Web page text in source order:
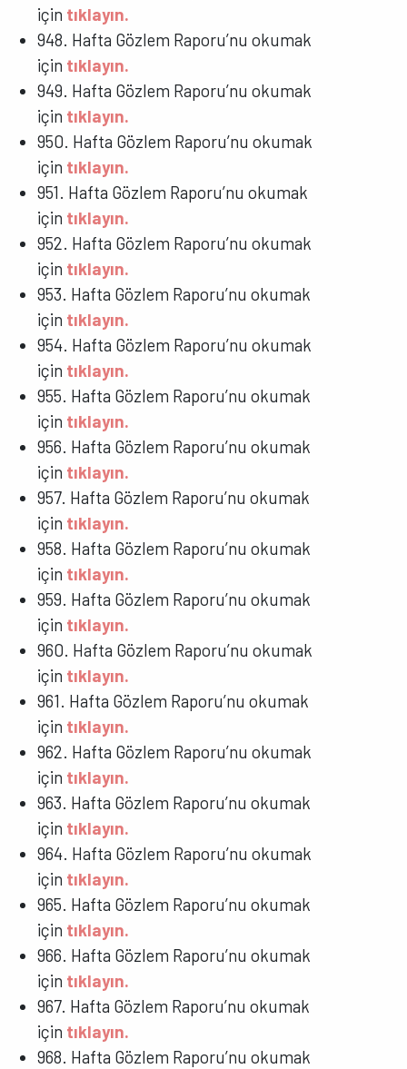
için tıklayın.
948. Hafta Gözlem Raporu’nu okumak
için tıklayın.
949. Hafta Gözlem Raporu’nu okumak
için tıklayın.
950. Hafta Gözlem Raporu’nu okumak
için tıklayın.
951. Hafta Gözlem Raporu’nu okumak
için tıklayın.
952. Hafta Gözlem Raporu’nu okumak
için tıklayın.
953. Hafta Gözlem Raporu’nu okumak
için tıklayın.
954. Hafta Gözlem Raporu’nu okumak
için tıklayın.
955. Hafta Gözlem Raporu’nu okumak
için tıklayın.
956. Hafta Gözlem Raporu’nu okumak
için tıklayın.
957. Hafta Gözlem Raporu’nu okumak
için tıklayın.
958. Hafta Gözlem Raporu’nu okumak
için tıklayın.
959. Hafta Gözlem Raporu’nu okumak
için tıklayın.
960. Hafta Gözlem Raporu’nu okumak
için tıklayın.
961. Hafta Gözlem Raporu’nu okumak
için tıklayın.
962. Hafta Gözlem Raporu’nu okumak
için tıklayın.
963. Hafta Gözlem Raporu’nu okumak
için tıklayın.
964. Hafta Gözlem Raporu’nu okumak
için tıklayın.
965. Hafta Gözlem Raporu’nu okumak
için tıklayın.
966. Hafta Gözlem Raporu’nu okumak
için tıklayın.
967. Hafta Gözlem Raporu’nu okumak
için tıklayın.
968. Hafta Gözlem Raporu’nu okumak